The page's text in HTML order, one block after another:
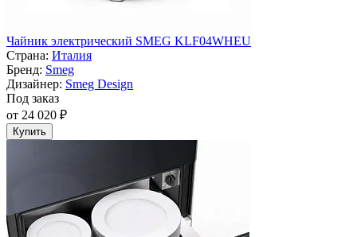
Чайник электрический SMEG KLF04WHEU
Страна: Италия
Бренд: Smeg
Дизайнер: Smeg Design
Под заказ
от 24 020 ₽
Купить